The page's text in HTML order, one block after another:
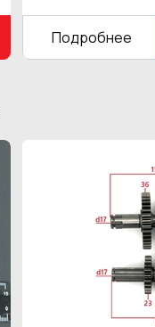
Подробнее